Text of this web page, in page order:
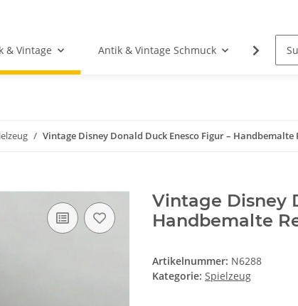
& Vintage Antik & Vintage Schmuck
Vintage Disney Donald Duck Enesco Figur – Handbemalte
Vintage Disney
Handbemalte
Artikelnummer: N6288
Kategorie: Spielzeug